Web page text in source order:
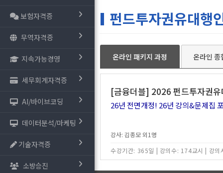
보험자격증
무역자격증
지속가능경영
세무회계자격증
AI/바이브코딩
데이터분석/마케팅
기술자격증
소방승진
펀드투자권유대행
온라인 패키지 과정 온라인 종
[금융더블] 2026 펀드투자권
26년 전면개정! 26년 강의&문제집
강사: 김종모 외1명
수강기간: 365일 | 강의수: 174교시 | 강의